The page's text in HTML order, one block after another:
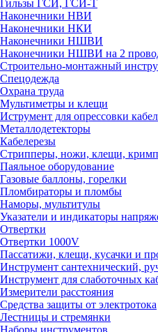
Гильзы ГСИ, ГСИ-Т
Наконечники НВИ
Наконечники НКИ
Наконечники НШВИ
Наконечники НШВИ на 2
Строительно-монтажный
Спецодежда
Охрана труда
Мультиметры и клещи
Иструмент для опрессовки
Металлодетекторы
Кабелерезы
Стрипперы, ножи, клещи,
Паяльное оборудование
Газовые баллоны, горелки
Пломбираторы и пломбы
Наморы, мультитулы
Указатели и индикаторы
Отвертки
Отвертки 1000V
Пассатижи, клещи, кусачки и
Инструмент сантехнический,
Инструмент для слаботочных
Измерители расстояния
Средства защиты от электротока
Лестницы и стремянки
Наборы инструментов